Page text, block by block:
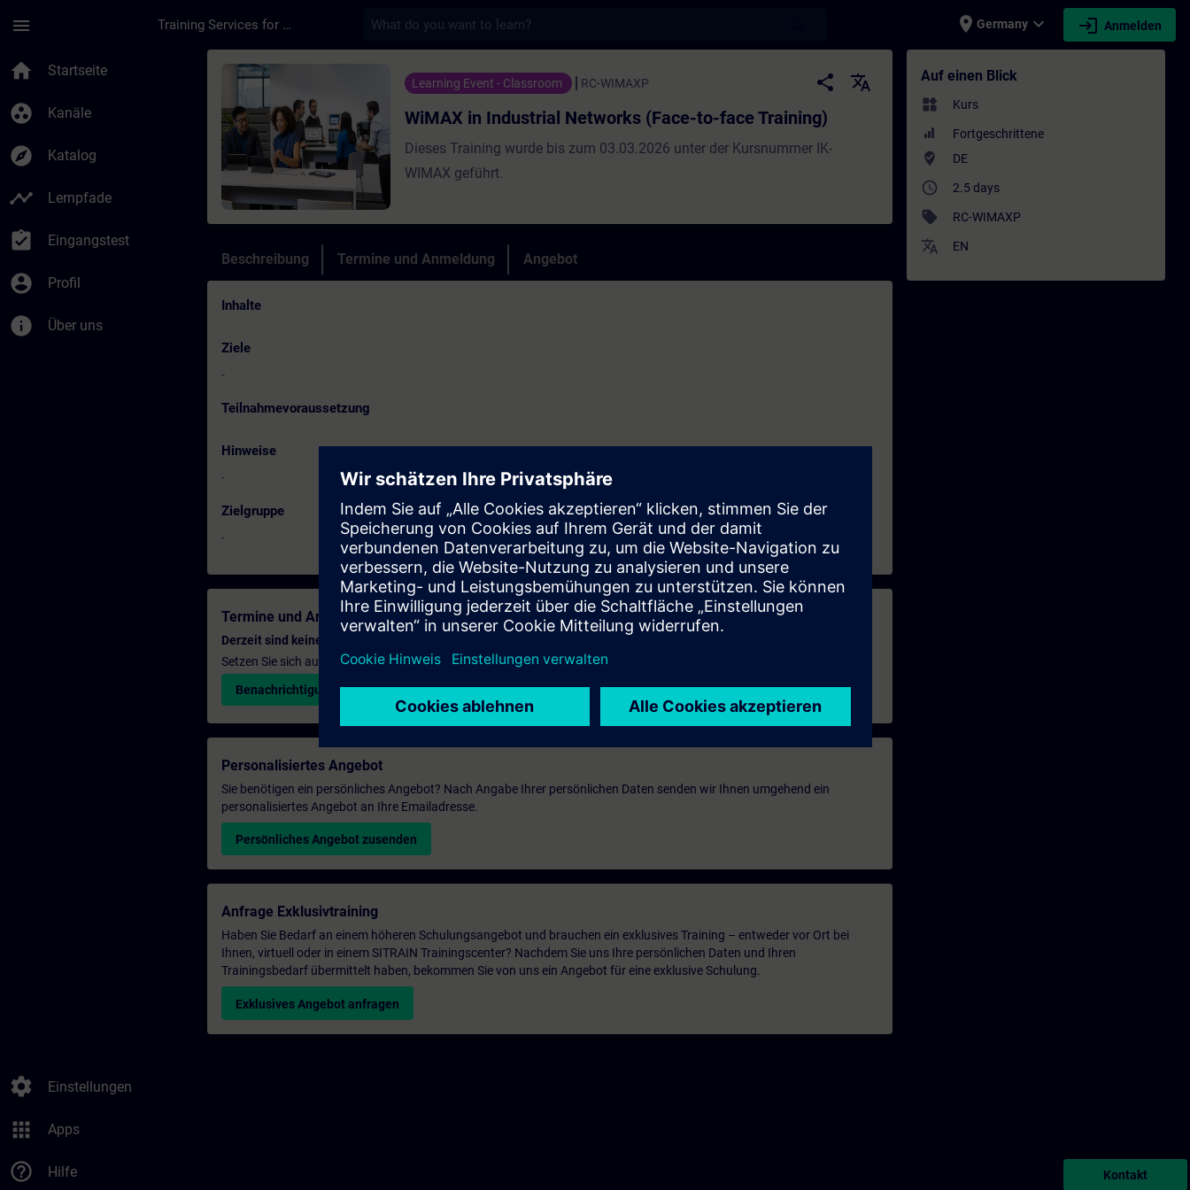
menu Training Services for Digital Industries place Germany expand_more login Anmelden
home Startseite
group_work Kanäle
explore Katalog
timeline Lernpfade
assignment_turned_in Eingangstest
account_circle Profil
info Über uns
settings Einstellungen
apps Apps
help_outline Hilfe
Kurs - WiMAX in Industrial Networks (Face-to-face Training) - Training - Schulung - Weiterbildung |
Learning Event - Classroom RC-WIMAXP share
translate
WiMAX in Industrial Networks (Face-to-face Training)
Dieses Training wurde bis zum 03.03.2026 unter der Kursnummer IK-
WIMAX geführt.
Beschreibung Termine und Anmeldung Angebot
Inhalte
Ziele
-
Teilnahmevoraussetzung
Hinweise
-
Zielgruppe
-
Termine und Anmeldung
Derzeit sind keine Termine verfügbar
Setzen Sie sich auf die Interessentenliste und erhalten Sie eine Benachrichtigung sobald neue Termine verfügbar sind.
Benachrichtigungsservice aktivieren
Personalisiertes Angebot
Sie benötigen ein persönliches Angebot? Nach Angabe Ihrer persönlichen Daten senden wir Ihnen umgehend ein
personalisiertes Angebot an Ihre Emailadresse.
Persönliches Angebot zusenden
Anfrage Exklusivtraining
Haben Sie Bedarf an einem höheren Schulungsangebot und brauchen ein exklusives Training – entweder vor Ort bei
Ihnen, virtuell oder in einem SITRAIN Trainingscenter? Nachdem Sie uns Ihre persönlichen Daten und Ihren
Trainingsbedarf übermittelt haben, bekommen Sie von uns ein Angebot für eine exklusive Schulung.
Exklusives Angebot anfragen
Auf einen Blick
widgets Kurs
Fortgeschrittene
where_to_vote DE
access_time 2.5 days
sell RC-WIMAXP
translate EN
Kontakt